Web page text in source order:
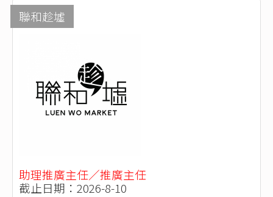
聯和趁墟
助理推廣主任／推廣主任
截止日期：2026-8-10